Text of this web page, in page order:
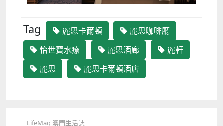
Tag 麗思卡爾頓
麗思咖啡廳
怡世寶水療
麗思酒廊
麗軒
麗思
麗思卡爾頓酒店
LifeMag 澳門生活誌